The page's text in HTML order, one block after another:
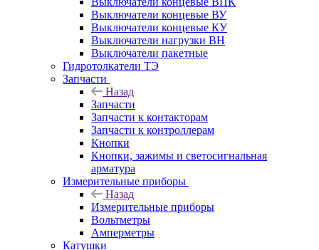
Выключатели концевые ВУ
Выключатели концевые КУ
Выключатели нагрузки ВН
Выключатели пакетные
Гидротолкатели ТЭ
Запчасти
Назад
Запчасти
Запчасти к контакторам
Запчасти к контроллерам
Кнопки
Кнопки, зажимы и светосигнальная
арматура
Измерительные приборы
Назад
Измерительные приборы
Вольтметры
Амперметры
Катушки